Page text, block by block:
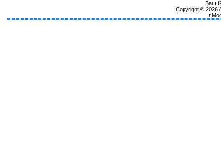
Ваш
Copyright © 2026